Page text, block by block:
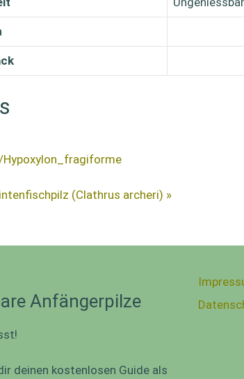
(Clathrus archeri) »
Anfängerpilze
deinen kostenlosen Guide als